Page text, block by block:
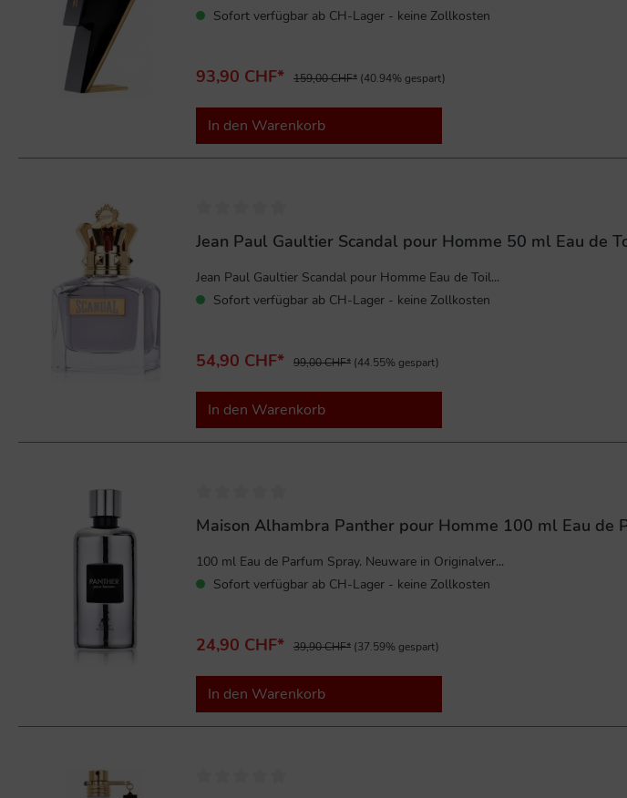
Sofort verfügbar ab CH-Lager - keine Zollkosten
93,90 CHF* 159,00 CHF* (40.94% gespart)
In den Warenkorb
Jean Paul Gaultier Scandal pour Homme 50 ml Eau de
Jean Paul Gaultier Scandal pour Homme Eau de Toil...
Sofort verfügbar ab CH-Lager - keine Zollkosten
54,90 CHF* 99,00 CHF* (44.55% gespart)
In den Warenkorb
Maison Alhambra Panther pour Homme 100 ml Eau de
100 ml Eau de Parfum Spray. Neuware in Originalver...
Sofort verfügbar ab CH-Lager - keine Zollkosten
24,90 CHF* 39,90 CHF* (37.59% gespart)
In den Warenkorb